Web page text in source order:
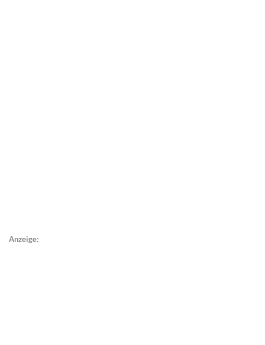
Anzeige: